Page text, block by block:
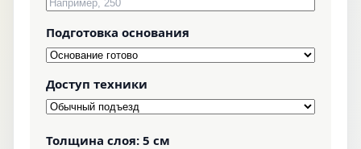
Подготовка основания
Доступ техники
Толщина слоя: 5 см